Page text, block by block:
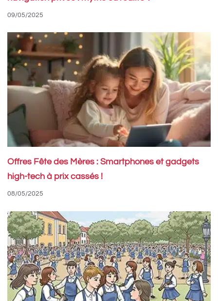
09/05/2025
Offres Fête des Mères : Smartphones et gadgets
high-tech à prix cassés !
08/05/2025